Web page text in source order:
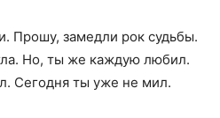
Прошу, замедли рок судьбы.
Но, ты же каждую любил.
Сегодня ты уже не мил.